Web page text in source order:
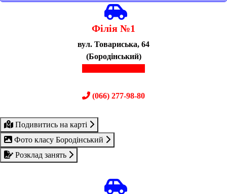
Філія №1
вул. Товариська, 64
(Бородінський)
(066) 277-98-80
Подивитись на карті
Фото класу Бородінський
Розклад занять